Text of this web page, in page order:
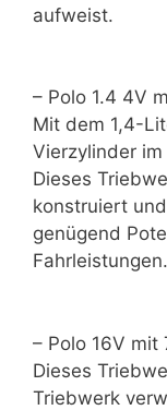
aufweist.
– Polo 1.4 4V
Mit dem 1,4-
Vierzylinder
Dieses
konstruiert
genügend
Fahrleistungen.
– Polo 16V mit
Dieses
Triebwerk